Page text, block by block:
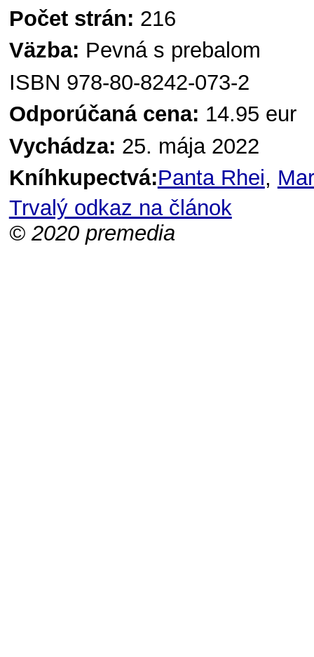
Počet strán: 216
Väzba: Pevná s prebalom
ISBN 978-80-8242-073-2
Odporúčaná cena: 14.95 eur
Vychádza: 25. mája 2022
Kníhkupectvá:Panta Rhei,
Trvalý odkaz na článok
© 2020 premedia